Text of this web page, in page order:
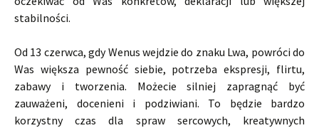
stabilności.
Od 13 czerwca, gdy Wenus wejdzie do znaku Lwa, powróci do
Was większa pewność siebie, potrzeba ekspresji, flirtu,
zabawy i tworzenia. Możecie silniej zapragnąć być
zauważeni, docenieni i podziwiani. To będzie bardzo
korzystny czas dla spraw sercowych, kreatywnych